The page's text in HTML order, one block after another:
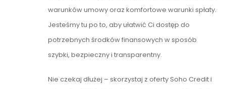
warunków umowy oraz komfortowe warunki spłaty.
Jesteśmy tu po to, aby ułatwić Ci dostęp do
potrzebnych środków finansowych w sposób
szybki, bezpieczny i transparentny.
Nie czekaj dłużej – skorzystaj z oferty Soho Credit i